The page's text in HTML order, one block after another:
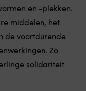
en -plekken.
middelen, het
de voortdurende
Zo
solidariteit